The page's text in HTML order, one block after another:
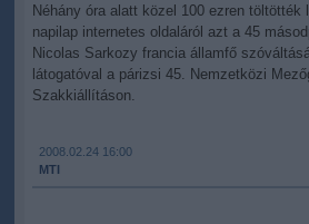
Néhány óra alatt közel 100 ezren töltötték
napilap internetes oldaláról azt a 45
Nicolas Sarkozy francia államfő
látogatóval a párizsi 45. Nemzetközi
Szakkiállításon.
2008.02.24 16:00
MTI